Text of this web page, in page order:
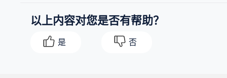
以上内容对您是否有帮助？
是 否